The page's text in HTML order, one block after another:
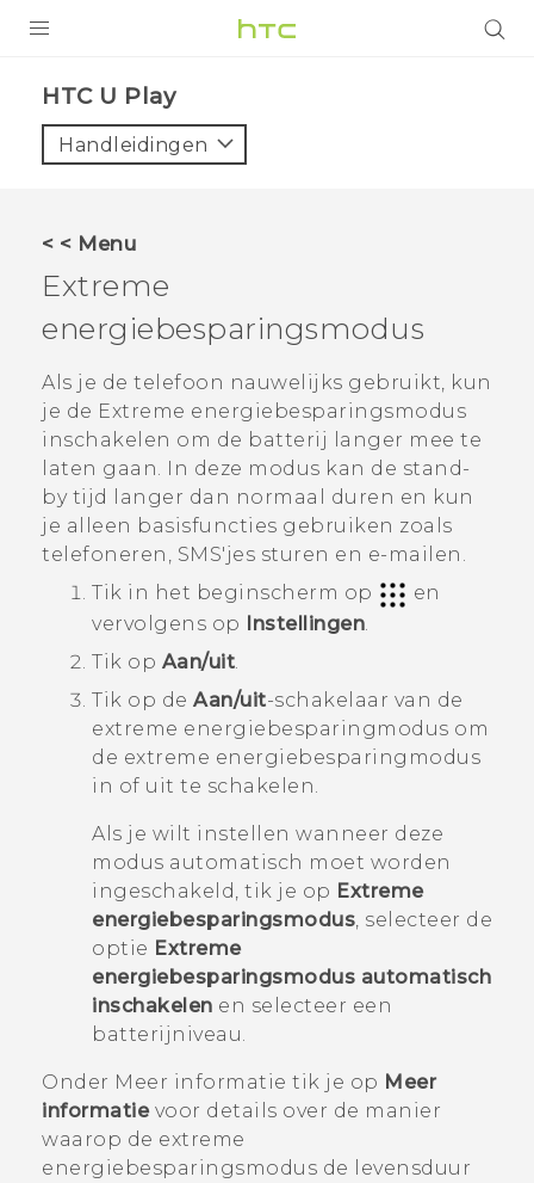
VIVE
AANBIEDINGEN
HTC Club
SUPPORT
HTC-apparaten & -accessoires
VIVERSE
Aanmelden
HTC U Play‎
Handleidingen
< < Menu
Extreme
energiebesparingsmodus
Als je de telefoon nauwelijks gebruikt, kun
je de Extreme energiebesparingsmodus
inschakelen om de batterij langer mee te
laten gaan. In deze modus kan de stand-
by tijd langer dan normaal duren en kun
je alleen basisfuncties gebruiken zoals
telefoneren, SMS'jes sturen en e-mailen.
Tik in het beginscherm op
en
vervolgens op Instellingen
Tik op Aan/uit
Tik op de Aan/uit-schakelaar van de
extreme energiebesparingmodus om
de extreme energiebesparingmodus
in of uit te schakelen.
Als je wilt instellen wanneer deze
modus automatisch moet worden
ingeschakeld, tik je op Extreme
energiebesparingsmodus , selecteer de
optie Extreme
energiebesparingsmodus automatisch
inschakelen en selecteer een
batterijniveau.
Onder Meer informatie tik je op Meer
informatievoor details over de manier
waarop de extreme
energiebesparingsmodus de levensduur